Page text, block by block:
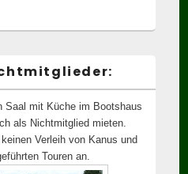
Saal mit Küche im Bootshaus
als Nichtmitglied mieten.
Verleih von Kanus und
Touren an.